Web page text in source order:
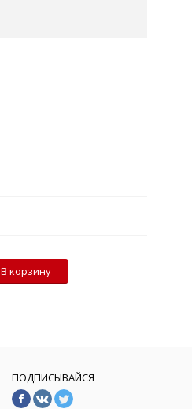
В корзину
ПОДПИСЫВАЙСЯ